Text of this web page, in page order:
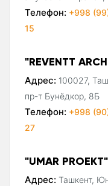
Телефон: +998
15
"REVENTT
Адрес: 100027,
пр-т Бунёдкор, 8Б
Телефон: +998
27
"UMAR
Адрес: Ташкент,